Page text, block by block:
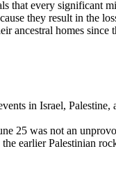
that every significant
they result in the
ancestral homes
in Israel, Palestine,
25 was not an
earlier Palestinian